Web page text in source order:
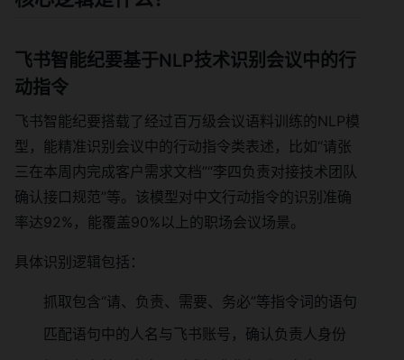
飞书智能纪要基于NLP技术识别会议中的行
动指令
飞书智能纪要搭载了经过百万级会议语料训练的NLP模
型，能精准识别会议中的行动指令类表述，比如“请张
三在本周内完成客户需求文档”“李四负责对接技术团队
确认接口规范”等。该模型对中文行动指令的识别准确
率达92%，能覆盖90%以上的职场会议场景。
具体识别逻辑包括：
抓取包含“请、负责、需要、务必”等指令词的语句
匹配语句中的人名与飞书账号，确认负责人身份